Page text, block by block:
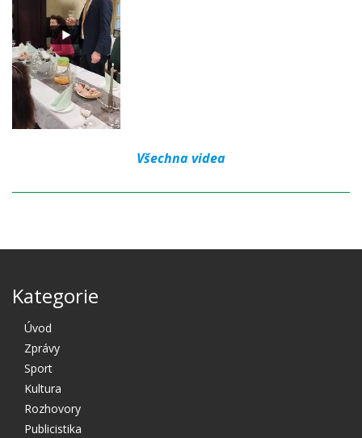
Všechna videa
Kategorie
Úvod
Zprávy
Sport
Kultura
Rozhovory
Publicistika